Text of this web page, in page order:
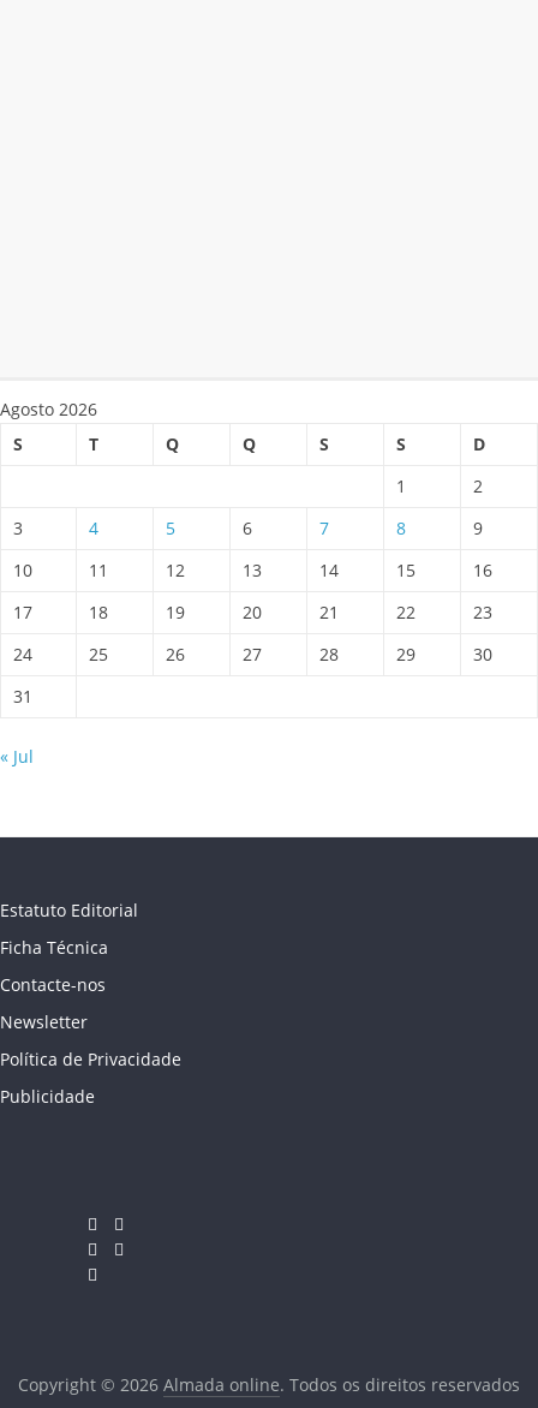
Agosto 2026
S
T Q Q S S
D
1
2
3
4 5 6 7 8
9
10
11 12 13 14 15
16
17
18 19 20 21 22
23
24
25 26 27 28 29
30
31
« Jul
Estatuto Editorial
Ficha Técnica
Contacte-nos
Newsletter
Política de Privacidade
Publicidade
Copyright © 2026 Almada online. Todos os direitos reservados